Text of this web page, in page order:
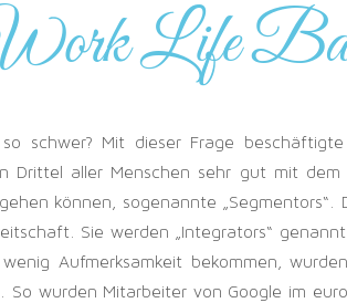
Life
schwer? Mit dieser Frage
Drittel aller Menschen sehr gut mit
können, sogenannte
Sie werden „Integrators“
Aufmerksamkeit bekommen,
wurden Mitarbeiter von Google im